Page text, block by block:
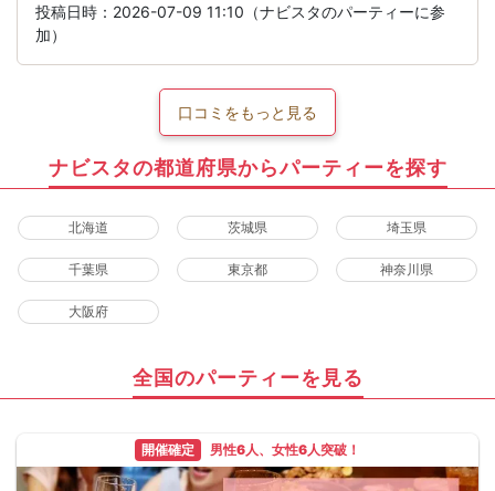
投稿日時：2026-07-09 11:10（ナビスタのパーティーに参
加）
口コミをもっと見る
ナビスタの都道府県からパーティーを探す
北海道 茨城県 埼玉県
千葉県 東京都 神奈川県
大阪府
全国のパーティーを見る
開催確定 男性6人、女性6人突破！